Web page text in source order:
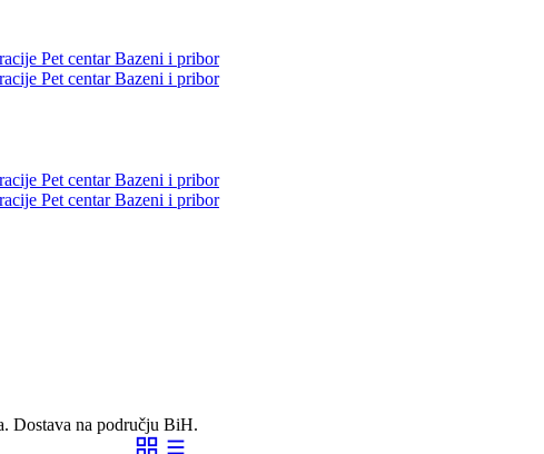
Pet centarBazeni i pribor
Pet centarBazeni i pribor
Pet centarBazeni i pribor
Pet centarBazeni i pribor
Dostava na području BiH.